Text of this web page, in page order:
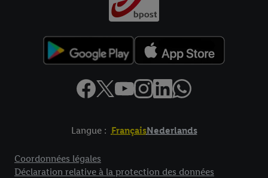
Langue : FrançaisNederlands
Coordonnées légales
Déclaration relative à la protection des données